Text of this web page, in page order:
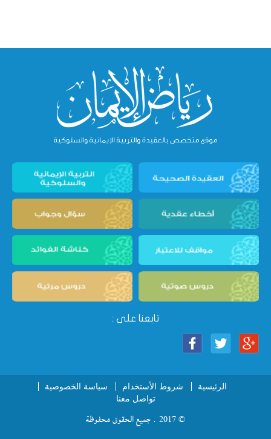
تابعنا على :
الرئيسية شروط الأستخدام
سياسة الخصوصية
تواصل معنا
© 2017 . جميع الحقوق محفوظة